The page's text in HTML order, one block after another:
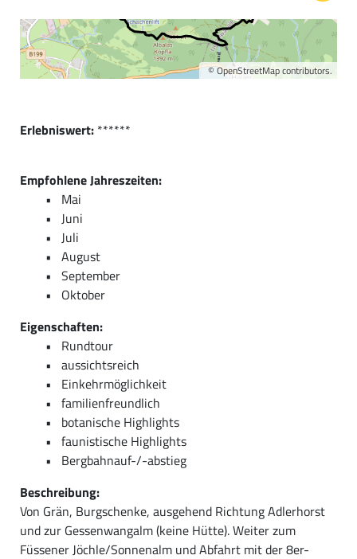
©OpenStreetMapcontributors.
Kurzbeschreibung:
Eine schöne und aussichtsreiche Wanderung.
Erlebniswert: ******
Empfohlene Jahreszeiten:
Mai
Juni
Juli
August
September
Oktober
Eigenschaften:
Rundtour
aussichtsreich
Einkehrmöglichkeit
familienfreundlich
botanische Highlights
faunistische Highlights
Bergbahnauf-/-abstieg
Beschreibung:
Von Grän, Burgschenke, ausgehend Richtung Adlerhorst
und zur Gessenwangalm (keine Hütte). Weiter zum
Füssener Jöchle/Sonnenalm und Abfahrt mit der 8er-